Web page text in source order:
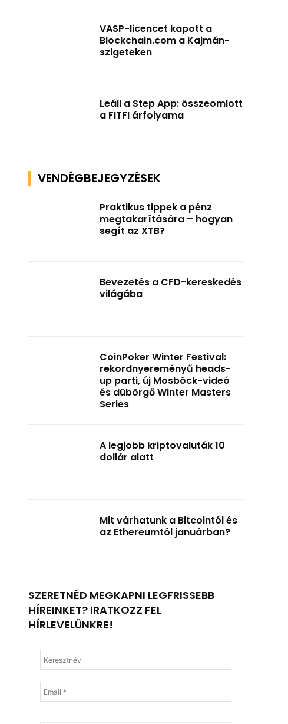
VASP-licencet kapott a
Blockchain.com a Kajmán-
szigeteken
Leáll a Step App: összeomlott
a FITFI árfolyama
VENDÉGBEJEGYZÉSEK
Praktikus tippek a pénz
megtakarítására – hogyan
segít az XTB?
Bevezetés a CFD-kereskedés
világába
CoinPoker Winter Festival:
rekordnyereményű heads-
up parti, új Mosböck-videó
és dübörgő Winter Masters
Series
A legjobb kriptovaluták 10
dollár alatt
Mit várhatunk a Bitcointól és
az Ethereumtól januárban?
SZERETNÉD MEGKAPNI LEGFRISSEBB
HÍREINKET? IRATKOZZ FEL
HÍRLEVELÜNKRE!